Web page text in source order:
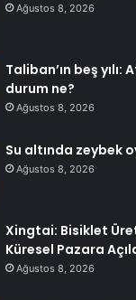
Ağustos 8, 2026
Taliban’ın beş yılı:
durum ne?
Ağustos 8, 2026
Su altında zeybek
Ağustos 8, 2026
Xingtai: Bisiklet
Küresel Pazara
Ağustos 8, 2026